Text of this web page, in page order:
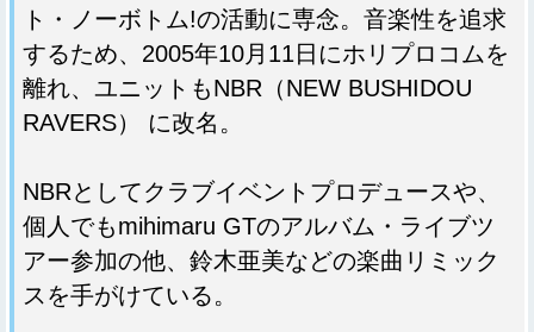
ト・ノーボトム!の活動に専念。音楽性を追求
するため、2005年10月11日にホリプロコムを
離れ、ユニットもNBR（NEW BUSHIDOU
RAVERS） に改名。
NBRとしてクラブイベントプロデュースや、
個人でもmihimaru GTのアルバム・ライブツ
アー参加の他、鈴木亜美などの楽曲リミック
スを手がけている。